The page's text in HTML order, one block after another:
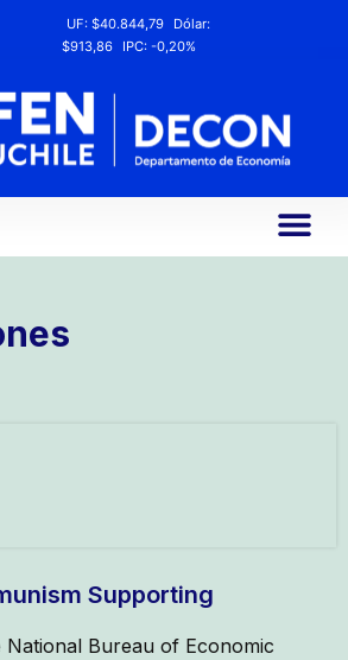
UF:$40.844,79
Dólar:
$913,86
IPC:-0,20%
Supporting
Bureau of Economic